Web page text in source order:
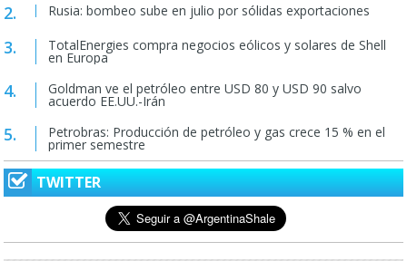
Rusia: bombeo sube en julio por sólidas exportaciones
TotalEnergies compra negocios eólicos y solares de Shell
en Europa
Goldman ve el petróleo entre USD 80 y USD 90 salvo
acuerdo EE.UU.-Irán
Petrobras: Producción de petróleo y gas crece 15 % en el
primer semestre
TWITTER